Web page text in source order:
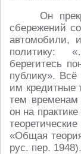
Он
сбережений
автомобили,
политику:
берегитесь
публику».
им кредитные
тем
он на
«Общая
рус. пер. 1948).